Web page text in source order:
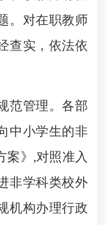
。对在职教师
查实，依法依
管理。各部
中小学生的非
案》,对照准入
非学科类校外
机构办理行政